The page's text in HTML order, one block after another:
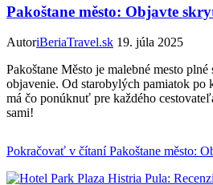
Pakoštane město: Objavte
AutoriBeriaTravel.sk 19. júla 2025
Pakoštane Město je malebné mesto
objavenie. Od starobylých pamiatok po
má čo ponúknuť pre každého
sami!
Pokračovať v čítaníPakoštane město: